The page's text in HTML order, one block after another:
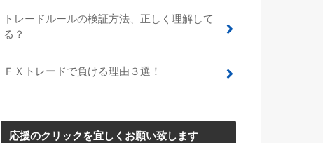
トレードルールの検証方法、正しく理解して
る？
ＦＸトレードで負ける理由３選！
応援のクリックを宜しくお願い致します